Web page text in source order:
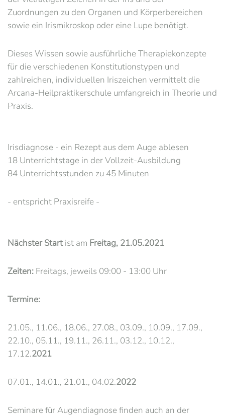
Zuordnungen zu den Organen und Körperbereichen
sowie ein Irismikroskop oder eine Lupe benötigt.
Dieses Wissen sowie ausführliche Therapiekonzepte
für die verschiedenen Konstitutionstypen und
zahlreichen, individuellen Iriszeichen vermittelt die
Arcana-Heilpraktikerschule umfangreich in Theorie und
Praxis.
Irisdiagnose - ein Rezept aus dem Auge ablesen
18 Unterrichtstage in der Vollzeit-Ausbildung
84 Unterrichtsstunden zu 45 Minuten
- entspricht Praxisreife -
Nächster Startist am Freitag, 21.05.2021
Zeiten: Freitags, jeweils 09:00 - 13:00 Uhr
Termine:
21.05., 11.06., 18.06., 27.08., 03.09., 10.09., 17.09.,
22.10., 05.11., 19.11., 26.11., 03.12., 10.12.,
17.12.2021
07.01., 14.01., 21.01., 04.02.2022
Seminare für Augendiagnose finden auch an der